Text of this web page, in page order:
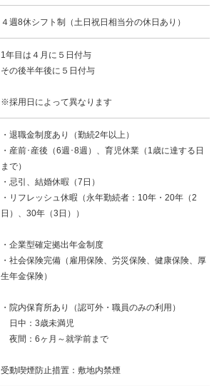
４週8休シフト制（土日祝日相当分の休日あり）
1年目は４月に５日付与
その後半年後に５日付与
※採用日によって異なります
・退職金制度あり（勤続2年以上）
・産前･産後（6週･8週）、育児休業（1歳に達する日
まで）
・忌引、結婚休暇（7日）
・リフレッシュ休暇（永年勤続者：10年・20年（2
日）、30年（3日））
・企業型確定拠出年金制度
・社会保険完備（雇用保険、労災保険、健康保険、厚
生年金保険）
・院内保育所あり（認可外・職員のみの利用）
日中：3歳未満児
夜間：6ヶ月～就学前まで
受動喫煙防止措置：敷地内禁煙